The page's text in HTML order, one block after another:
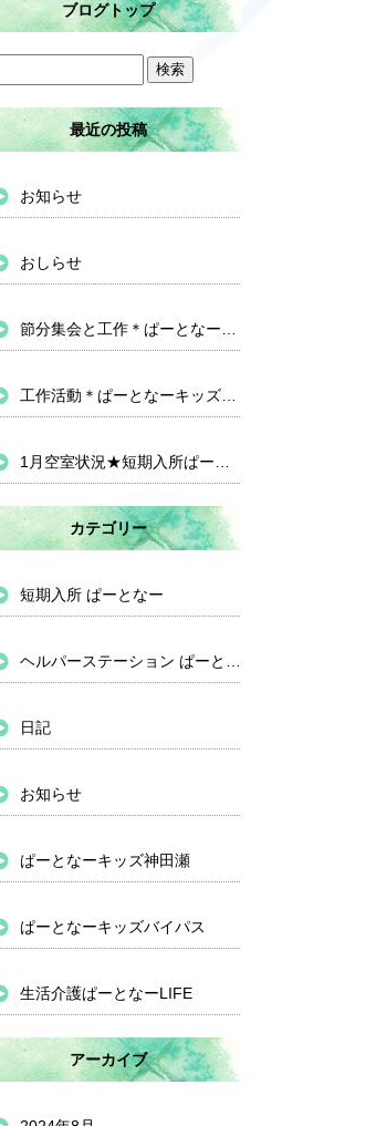
ブログトップ
最近の投稿
お知らせ
おしらせ
カテゴリー
短期入所 ぱーとなー
日記
お知らせ
ぱーとなーキッズ神田瀬
ぱーとなーキッズバイパス
生活介護ぱーとなーLIFE
アーカイブ